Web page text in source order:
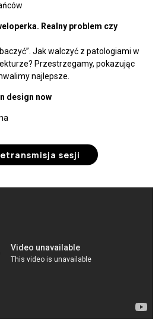
Realny problem czy
Jak walczyć z patologiami w
Przestrzegamy, pokazując
najlepsze.
design now
sesji